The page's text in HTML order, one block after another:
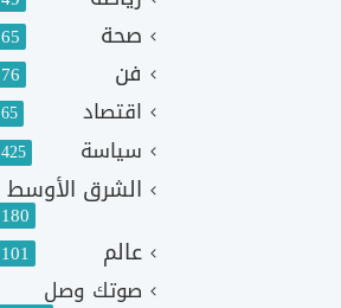
صحة 65
فن 76
اقتصاد 65
سياسة 425
الشرق الأوسط
180
عالم 101
صوتك وصل